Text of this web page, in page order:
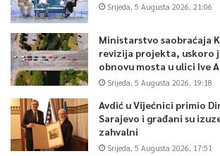
Srijeda, 5 Augusta 2026, 21:06
Ministarstvo saobraćaja
revizija projekta, uskoro
obnovu mosta u ulici Ive
Srijeda, 5 Augusta 2026, 19:18
Avdić u Vijećnici primio
Sarajevo i građani su
zahvalni
Srijeda, 5 Augusta 2026, 17:51